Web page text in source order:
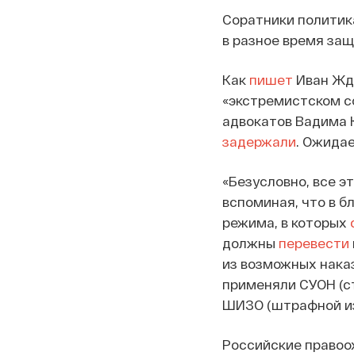
Соратники
в разное время
Как пишет Иван
«экстремистском
адвокатов Вадима
задержали.
«Безусловно, все
вспоминая, что в
режима, в которых
должны перевести
из возможных
применяли СУОН
ШИЗО (штрафной
Российские